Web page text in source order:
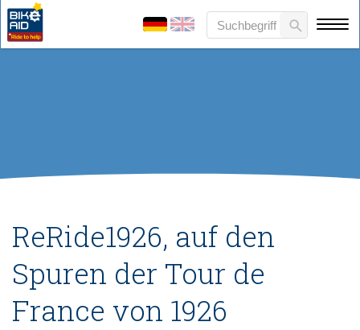
ReRide1926, auf den
Spuren der Tour de
France von 1926